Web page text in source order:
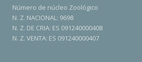
Número de núcleo Zoológico
N. Z. NACIONAL: 9698
N. Z. DE CRIA: ES 091240000408
N. Z. VENTA: ES 091240000407